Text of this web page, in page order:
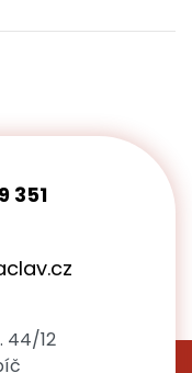
351
44/12